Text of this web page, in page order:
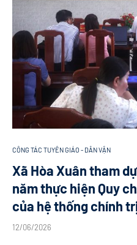
CÔNG TÁC TUYÊN GIÁO - DÂN VẬN
Xã Hòa Xuân tham
năm thực hiện Quy
của hệ thống chính
12/06/2026